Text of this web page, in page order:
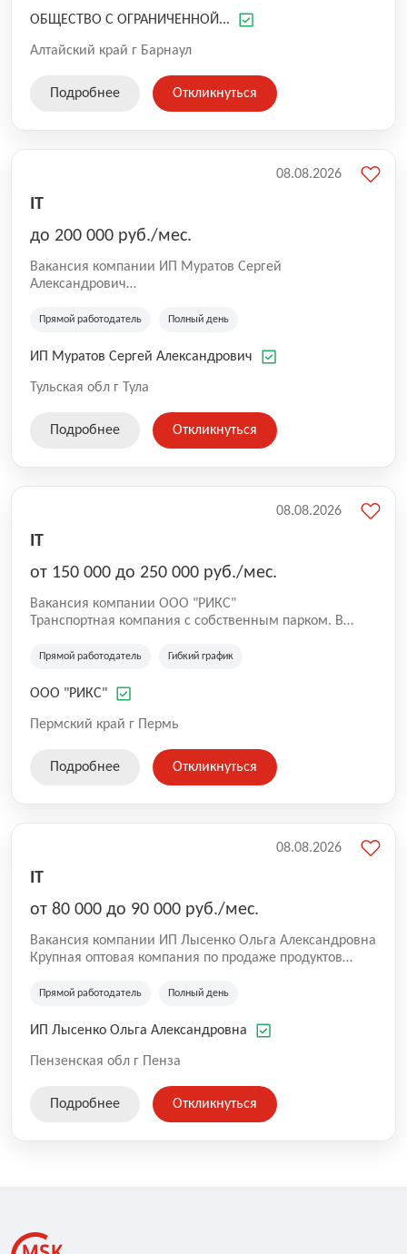
терминалов, изготовление разнообразных корпусных
как полимерное окрашивание металлов, лазерная
ОБЩЕСТВО С ОГРАНИЧЕННОЙ...
Алтайский край г Барнаул
Подробнее Откликнуться
IT
до 200 000 руб./мес.
Вакансия компании ИП Муратов Сергей
Александрович
Техническое обслуживание и ремонт коммерческого
топливной аппаратуры дизельных двигателей.
Прямой работодатель Полный день
ИП Муратов Сергей Александрович
Тульская обл г Тула
08.08.2026
Подробнее Откликнуться
IT
от 150 000 до 250 000 руб./мес.
Вакансия компании ООО "РИКС"
Транспортная компания с собственным парком. В
водителя-экспедитора категории СЕ.
Прямой работодатель Гибкий график
ООО "РИКС"
Пермский край г Пермь
08.08.2026
Подробнее Откликнуться
IT
от 80 000 до 90 000 руб./мес.
Вакансия компании ИП Лысенко Ольга Александровна
Крупная оптовая компания по продаже продуктов
области в течении многих лет.
Прямой работодатель Полный день
ИП Лысенко Ольга Александровна
Пензенская обл г Пенза
08.08.2026
Подробнее Откликнуться